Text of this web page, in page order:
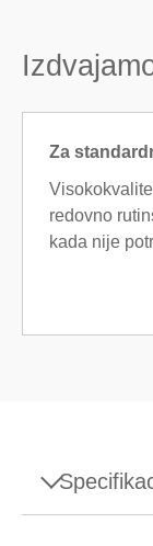
Za
redovno
kada nije